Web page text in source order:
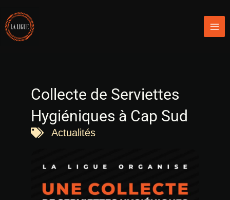
contenu
Collecte de Serviettes
Hygiéniques à Cap Sud
Actualités